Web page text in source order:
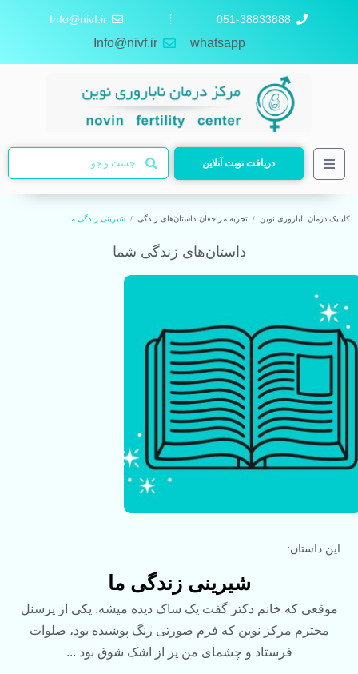
051-38833888
Info@nivf.ir
whatsapp
Info@nivf.ir
دریافت نوبت آنلاین
کلینیک درمان ناباروری نوین تجربه مراجعان داستان‌های زندگی شیرینی زندگی ما
داستان‌های زندگی شما
این داستان:
شیرینی زندگی ما
موقعی که خانم دکتر گفت یک ساک دیده میشه. یکی از پرسنل
محترم مرکز نوین که فرم صورتی رنگ پوشیده بود، صلوات
فرستاد و چشمای من پر از اشک شوق بود ...